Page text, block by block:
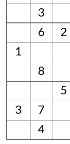
3
6
2
1
8
5
3
7
4